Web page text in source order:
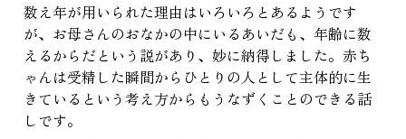
数え年が用いられた理由はいろいろとあるようです
が、お母さんのおなかの中にいるあいだも、年齢に数
えるからだという説があり、妙に納得しました。赤ち
ゃんは受精した瞬間からひとりの人として主体的に生
きているという考え方からもうなずくことのできる話
しです。